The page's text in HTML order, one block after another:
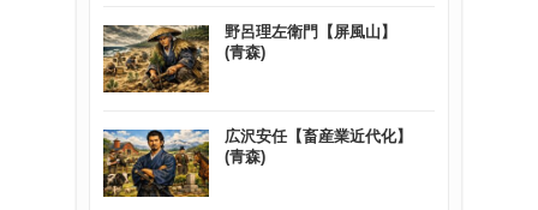
野呂理左衛門【屏風山】
(青森)
広沢安任【畜産業近代化】
(青森)